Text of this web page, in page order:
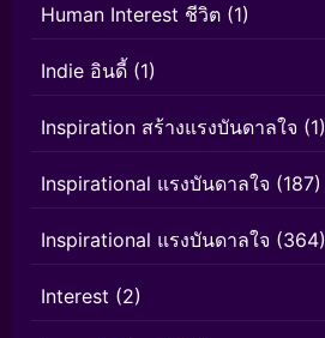
Human Interest ชีวิต (1)
Indie อินดี้ (1)
Inspiration สร้างแรงบันดาลใจ (1)
Inspirational แรงบันดาลใจ (187)
Inspirational แรงบันดาลใจ (364)
Interest (2)